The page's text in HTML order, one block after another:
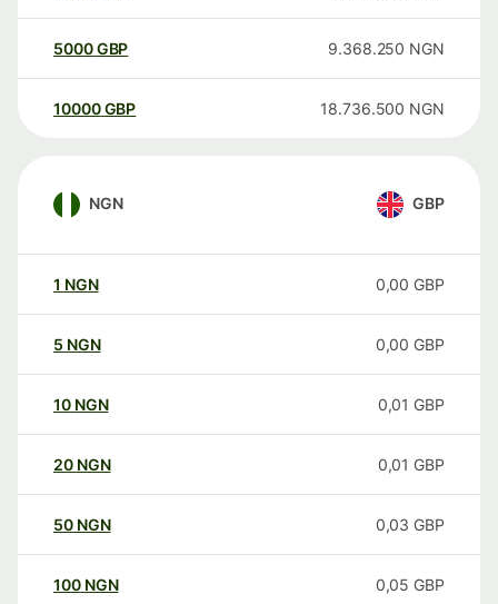
5000GBP 9.368.250 NGN
10000 GBP 18.736.500 NGN
NGN GBP
1 NGN 0,00 GBP
5 NGN 0,00 GBP
10 NGN 0,01 GBP
20 NGN 0,01 GBP
50 NGN 0,03 GBP
100 NGN 0,05 GBP